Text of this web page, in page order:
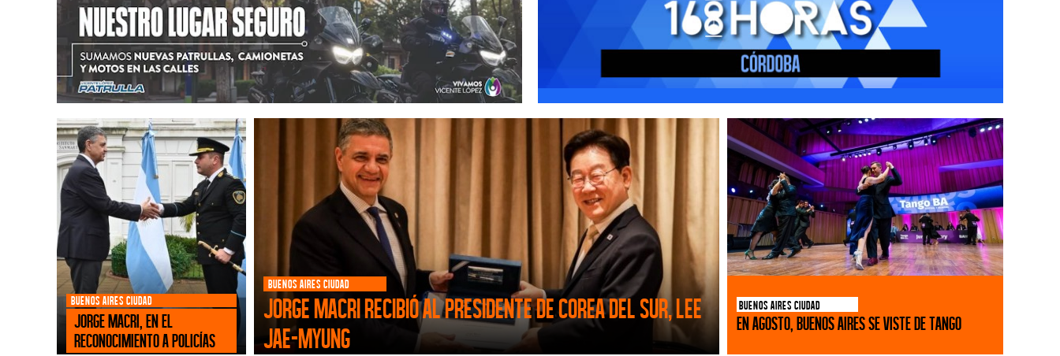
BUENOS AIRES CIUDAD
Jorge Macri, en el
reconocimiento a policías
BUENOS AIRES CIUDAD
Jorge Macri recibió al Presidente de Corea del Sur, Lee
Jae-myung
BUENOS AIRES CIUDAD
En agosto, Buenos Aires se viste de tango